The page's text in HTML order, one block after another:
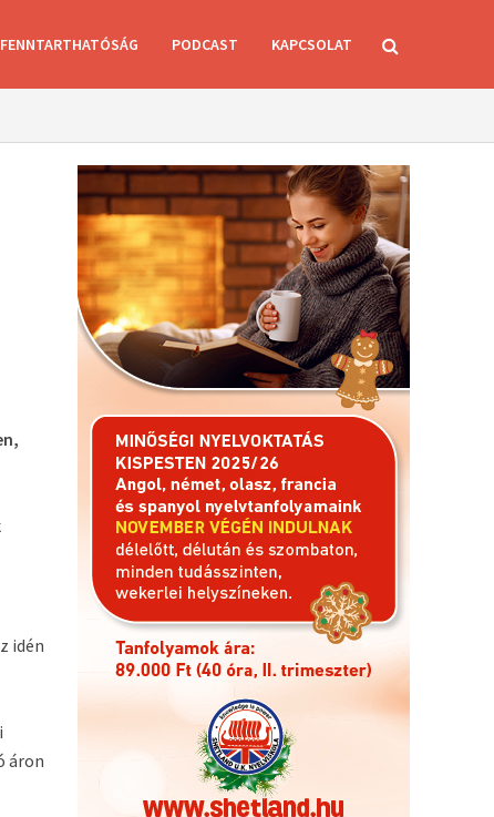
FENNTARTHATÓSÁG PODCAST KAPCSOLAT
idén
áron